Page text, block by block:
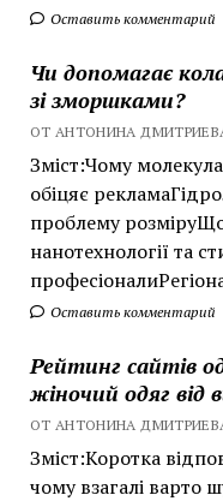
Оставить комментарий
Чи допомагає
зі зморшками?
ОТ АНТОНИНА
Зміст:Чому
обіцяє
проблему
нанотехнології та
Оставить комментарий
Рейтинг сайтів
жіночий одяг від
ОТ АНТОНИНА
Зміст:Коротка
чому взагалі варто